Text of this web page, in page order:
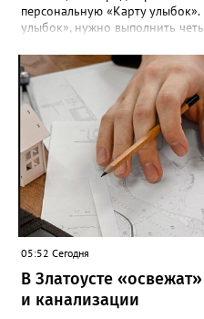
персональную «Карту
улыбок», нужно выполнить
улыбок»; загрузить
одного человека, пары, семьи
одном кадре; отметить один
связанных с историей семьи
добавить подписи к городам,
из них, указать контакты и
проекта», - говорится в
может быть семейной, а после
визуального архива проекта.
пригласить на итоговую
«Карту улыбок», которую
опубликовать в социальных
получат все, кто улыбнулся.
05:52 Сегодня
В Златоусте
и канализации